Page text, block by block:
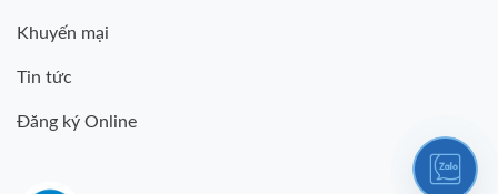
Khuyến mại
Tin tức
Đăng ký Online